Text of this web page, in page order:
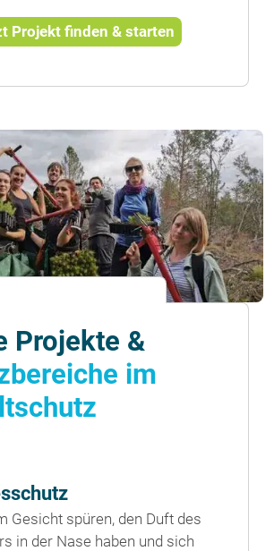
Projekt finden & starten
Projekte &
im
Gesicht spüren, den Duft des
in der Nase haben und sich